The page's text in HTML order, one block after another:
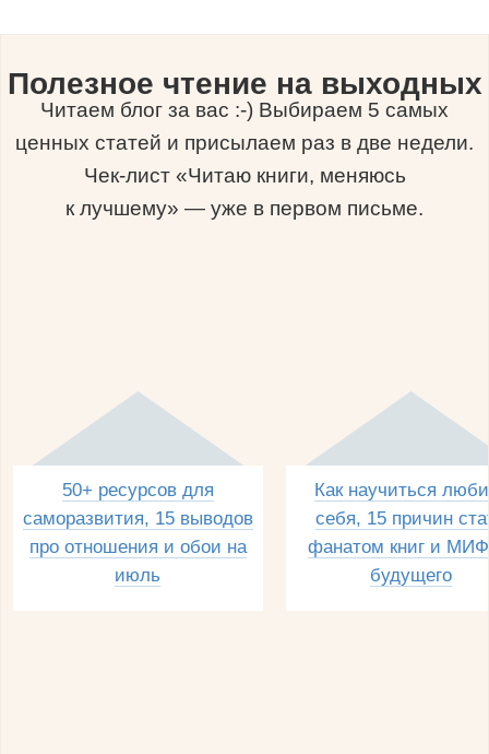
Полезное чтение на выходных
Читаем блог за вас :-) Выбираем 5 самых
ценных статей и присылаем раз в две недели.
Чек-лист «Читаю книги, меняюсь
к лучшему» — уже в первом письме.
50+ ресурсов для
саморазвития, 15 выводов
про отношения и обои на
июль
Как научиться
себя, 15 причин
фанатом книг и
будущего